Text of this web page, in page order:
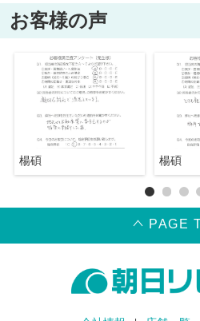
お客様の声
楊碩 楊碩
PAGE